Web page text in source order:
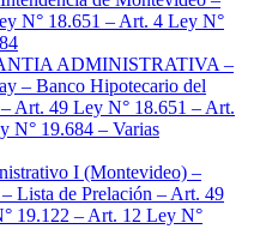
N° 18.651 – Art. 4 Ley N°
ADMINISTRATIVA –
– Banco Hipotecario del
Art. 49 Ley N° 18.651 – Art.
N° 19.684 – Varias
I (Montevideo) –
Lista de Prelación – Art. 49
19.122 – Art. 12 Ley N°